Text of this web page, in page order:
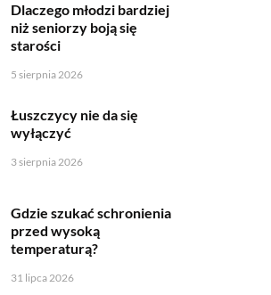
Dlaczego młodzi bardziej
niż seniorzy boją się
starości
5 sierpnia 2026
Łuszczycy nie da się
wyłączyć
3 sierpnia 2026
Gdzie szukać schronienia
przed wysoką
temperaturą?
31 lipca 2026